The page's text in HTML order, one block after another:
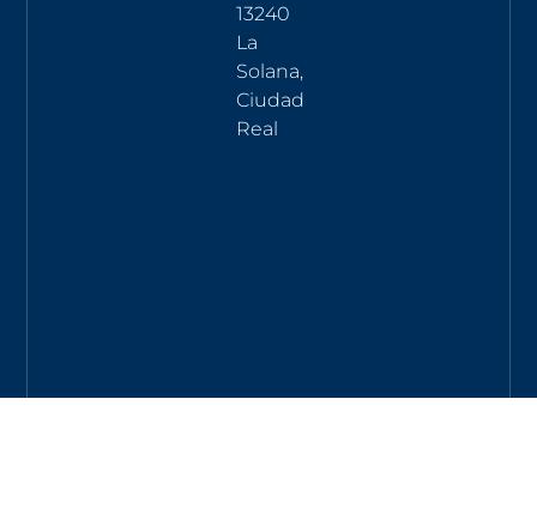
13240
La
Solana,
Ciudad
Real